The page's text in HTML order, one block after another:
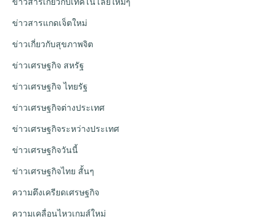
ข่าวสารแกดเจ็ตใหม่
ข่าวเกี่ยวกับสุขภาพจิต
ข่าวเศรษฐกิจ สหรัฐ
ข่าวเศรษฐกิจ ไทยรัฐ
ข่าวเศรษฐกิจต่างประเทศ
ข่าวเศรษฐกิจระหว่างประเทศ
ข่าวเศรษฐกิจวันนี้
ข่าวเศรษฐกิจไทย สั้นๆ
ความตึงเครียดเศรษฐกิจ
ความเคลื่อนไหวเกมส์ใหม่